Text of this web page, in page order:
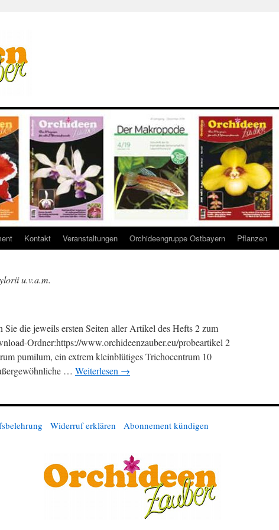
Kontakt Veranstaltungen Orchideengruppe Ostbayern Pflanzen
u.v.a.m.
die jeweils ersten Seiten aller Artikel des Hefts 2 zum
Ordner:https://www.orchideenzauber.eu/probeartikel 2
pumilum, ein extrem kleinblütiges Trichocentrum 10
… Weiterlesen →
Widerruf erklären Abonnement kündigen